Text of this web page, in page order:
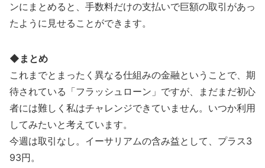
ンにまとめると、手数料だけの支払いで巨額の取引があっ
たように見せることができます。
◆まとめ
これまでとまったく異なる仕組みの金融ということで、期
待されている「フラッシュローン」ですが、まだまだ初心
者には難しく私はチャレンジできていません。いつか利用
してみたいと考えています。
今週は取引なし。イーサリアムの含み益として、プラス3
93円。